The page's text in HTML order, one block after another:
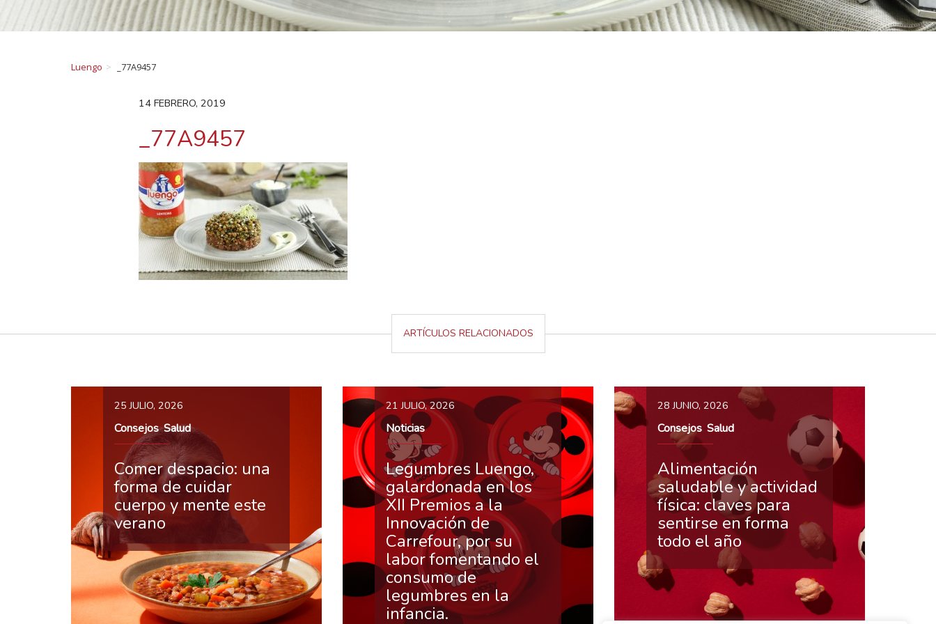
Luengo _77A9457
14 FEBRERO, 2019
_77A9457
ARTÍCULOS RELACIONADOS
25 JULIO, 2026
Consejos,Salud
Comer despacio: una
forma de cuidar
cuerpo y mente este
verano
21 JULIO, 2026
Noticias
Legumbres Luengo,
galardonada en los
XII Premios a la
Innovación de
Carrefour, por su
labor fomentando el
consumo de
legumbres en la
infancia.
28 JUNIO, 2026
Consejos, Salud
Alimentación
saludable y actividad
física: claves para
sentirse en forma
todo el año